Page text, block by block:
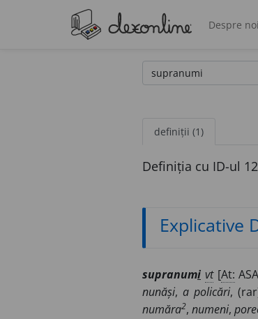
Despre noi
definiții (1)
Definiția cu ID-ul
Explicative
supranumi vt[At:
nunăși,a policări,
număra2, numeni,